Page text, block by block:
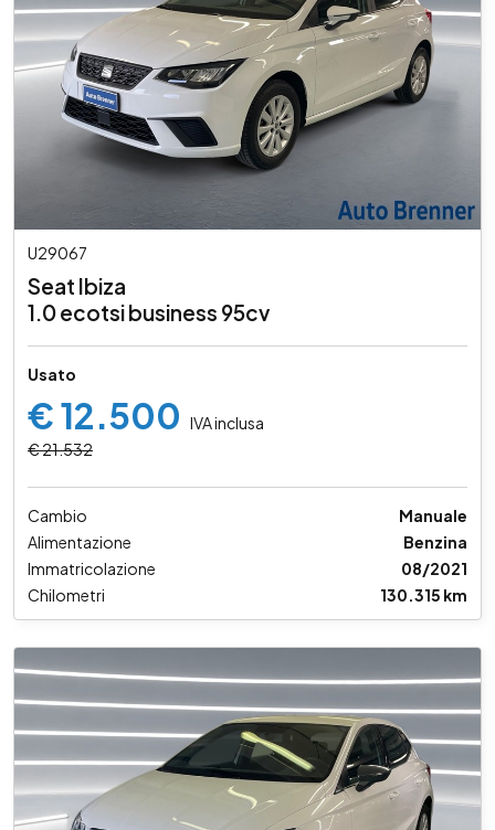
U29067
Seat Ibiza
1.0 ecotsi business 95cv
Usato
€ 12.500 IVA inclusa
€ 21.532
Cambio
Manuale
Alimentazione
Benzina
Immatricolazione
08/2021
Chilometri
130.315 km